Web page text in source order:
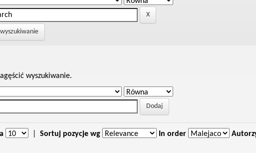
wyszukiwanie.
Sortuj pozycje wg In order